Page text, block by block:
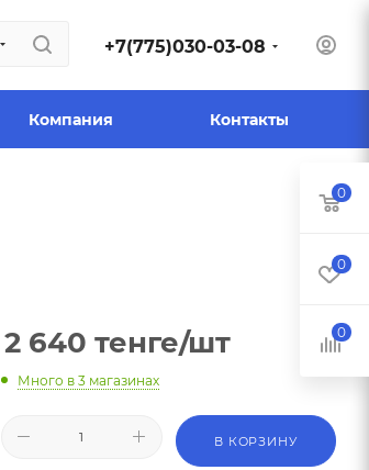
+7(775)030-03-08
Компания Контакты
2 640 тенге/шт
Много в 3 магазинах
В КОРЗИНУ
0
0
0